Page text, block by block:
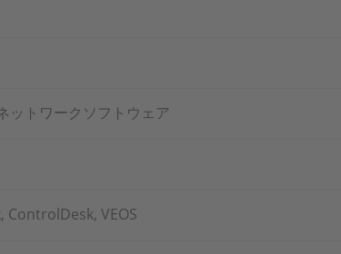
ットワークソフトウェア
VEOS